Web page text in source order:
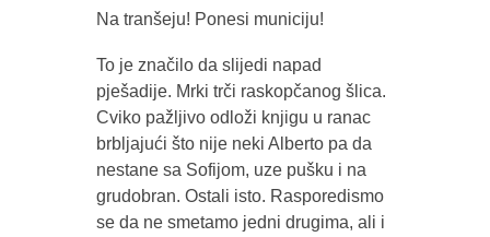
Na tranšeju! Ponesi municiju!
To je značilo da slijedi napad
pješadije. Mrki trči raskopčanog šlica.
Cviko pažljivo odloži knjigu u ranac
brbljajući što nije neki Alberto pa da
nestane sa Sofijom, uze pušku i na
grudobran. Ostali isto. Rasporedismo
se da ne smetamo jedni drugima, ali i